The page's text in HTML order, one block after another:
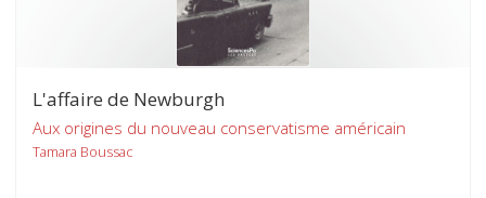
L'affaire de Newburgh
Aux origines du nouveau conservatisme américain
Tamara Boussac